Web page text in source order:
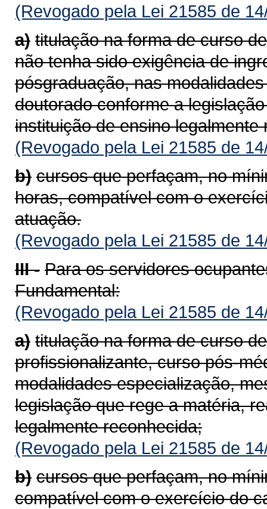
(Revogado pela Lei 21585 de
a) titulação na forma de curso
não tenha sido exigência de
pósgraduação, nas
doutorado conforme a
instituição de ensino legalmente
(Revogado pela Lei 21585 de
b) cursos que perfaçam, no
horas, compatível com o
atuação.
(Revogado pela Lei 21585 de
III - Para os servidores
Fundamental:
(Revogado pela Lei 21585 de
a) titulação na forma de curso
profissionalizante, curso pós-
modalidades especialização,
legislação que rege a matéria,
legalmente reconhecida;
(Revogado pela Lei 21585 de
b) cursos que perfaçam, no
compatível com o exercício do